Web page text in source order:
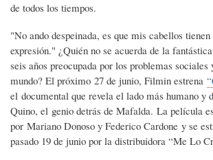
de todos los tiempos.
"No ando despeinada, es que mis cabellos
expresión." ¿Quién no se acuerda de la
seis años preocupada por los problemas
mundo? El próximo 27 de junio, Filmin estrena
el documental que revela el lado más humano y
Quino, el genio detrás de Mafalda. La película
por Mariano Donoso y Federico Cardone y se
pasado 19 de junio por la distribuidora “Me Lo